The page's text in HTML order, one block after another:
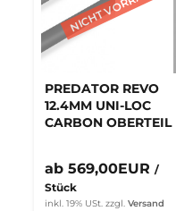
PREDATOR REVO
12.4MM UNI-LOC
CARBON OBERTEIL
ab 569,00EUR /
Stück
inkl. 19% USt. zzgl. Versand